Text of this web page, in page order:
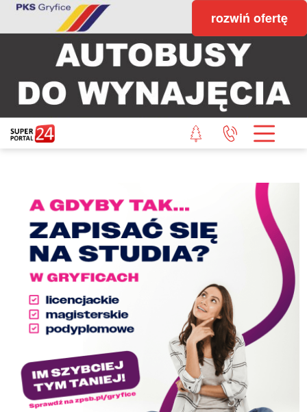
rozwiń ofertę
STRONA GŁÓWNA
POWIAT GRYFICKI
WIADOMOŚCI Z LASU
STUDIO SUPERPORTALU
KONTAKT
REDAKCJA
REGULAMIN